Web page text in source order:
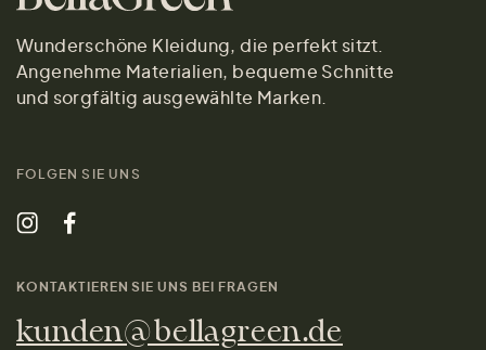
Wunderschöne Kleidung, die perfekt sitzt.
Angenehme Materialien, bequeme Schnitte
und sorgfältig ausgewählte Marken.
FOLGEN SIE UNS
KONTAKTIEREN SIE UNS BEI FRAGEN
kunden@bellagreen.de